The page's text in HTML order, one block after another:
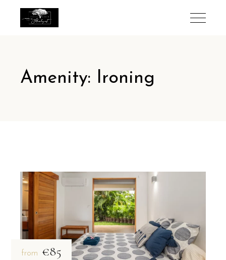
Amenity: Ironing
from €85